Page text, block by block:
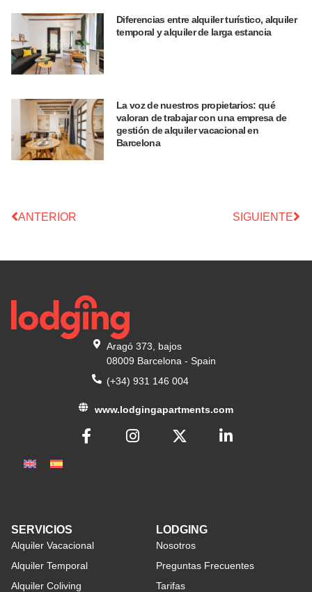
Diferencias entre alquiler turístico, alquiler
temporal y alquiler de larga estancia
La voz de nuestros propietarios: qué
valoran de trabajar con una empresa de
gestión de alquiler vacacional en
Barcelona
ANTERIOR SIGUIENTE
Aragó 373, bajos
08009 Barcelona - Spain
(+34) 931 146 004
www.lodgingapartments.com
SERVICIOS
Alquiler Vacacional
Alquiler Temporal
Alquiler Coliving
LODGING
Nosotros
Preguntas Frecuentes
Tarifas